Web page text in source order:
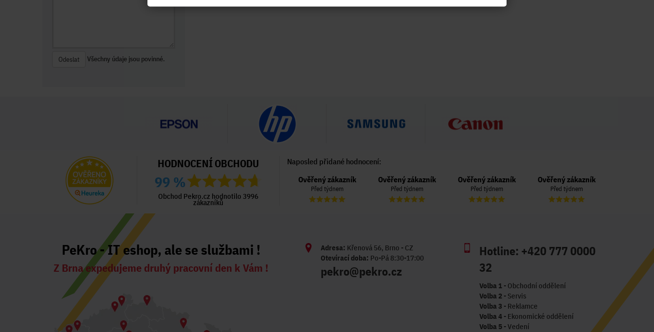
Odeslat Všechny údaje jsou povinné.
HODNOCENÍ OBCHODU
99 %
Obchod Pekro.cz hodnotilo 3996
zákazníků
Naposled přidané hodnocení:
Ověřený zákazník
Před 3 dny
Ověřený zákazník
Před 4 dny
Ověřený zákazník
Před 4 dny
Ověřený zákazník
Před týdnem
Ověřený zákazník
Před týdnem
Ověřený zákazník
Před týdnem
Ověřený zákazník
Před týdnem
PeKro - IT eshop, ale se službami !
Z Brna expedujeme druhý pracovní den k Vám !
Adresa: Křenová 56, Brno - CZ
Otevírací doba: Po-Pá 8:30-17:00
pekro@pekro.cz
Hotline: +420 777 0000
32
Volba 1 - Obchodní oddělení
Volba 2 - Servis
Volba 3 - Reklamce
Volba 4 - Ekonomické oddělení
Volba 5 - Vedení